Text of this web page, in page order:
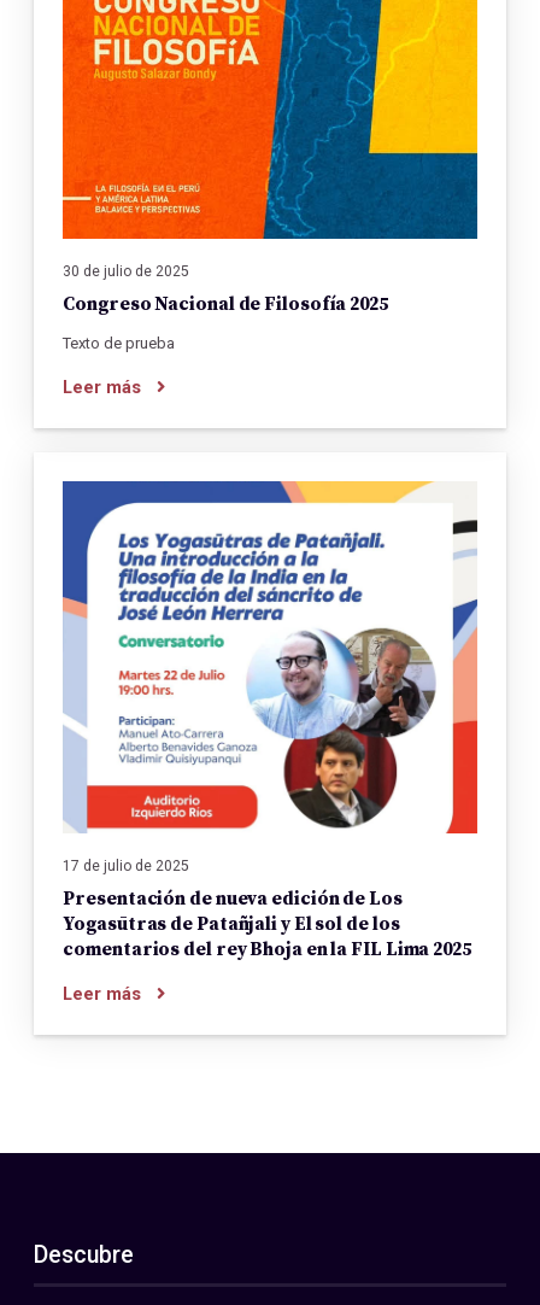
30 de julio de 2025
Congreso Nacional de Filosofía 2025
Texto de prueba
Leer más
17 de julio de 2025
Presentación de nueva edición de Los
Yogasūtras de Patañjali y El sol de los
comentarios del rey Bhoja en la FIL Lima 2025
Leer más
Descubre